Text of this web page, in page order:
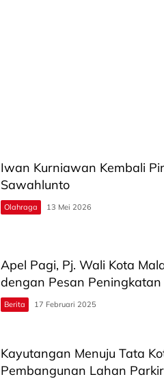
Iwan Kurniawan Kembali
Sawahlunto
Olahraga 13 Mei 2026
Apel Pagi, Pj. Wali Kota
dengan Pesan
Berita 17 Februari 2025
Kayutangan Menuju Tata
Pembangunan Lahan